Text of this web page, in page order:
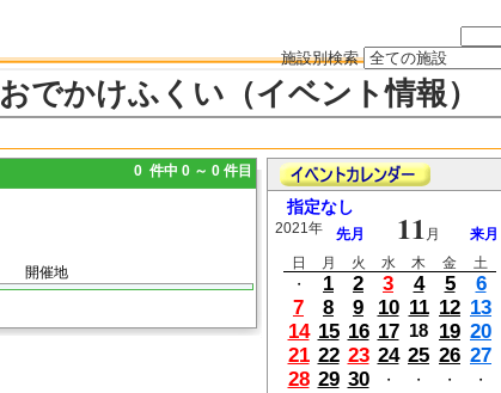
施設別検索
おでかけふくい（イベント情報）
0 件中 0 ～ 0 件目
開催地
指定なし
2021年 先月 11 月
来月
日
月 火 水 木 金
土
・
1 2 3 4 5
6
7
8 9 10 11 12 13
14 15 16 17 18 19 20
21 22 23 24 25 26 27
28 29 30 ・ ・ ・ ・